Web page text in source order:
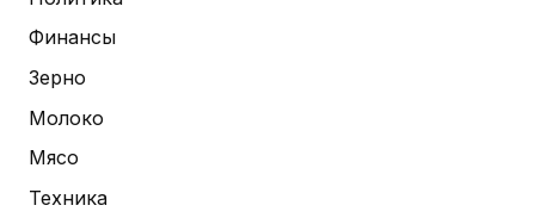
Финансы
Зерно
Молоко
Мясо
Техника